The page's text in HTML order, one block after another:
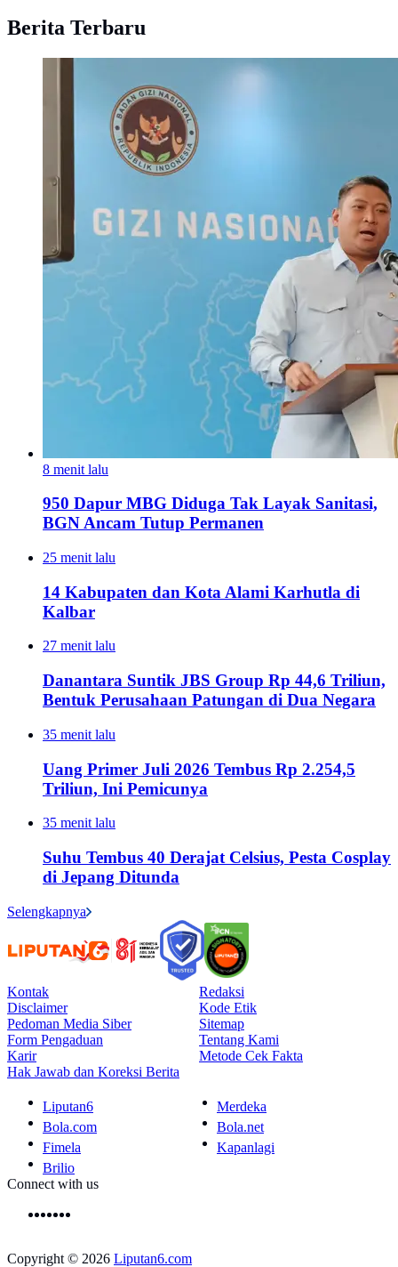
Berita Terbaru
8 menit lalu
950 Dapur MBG Diduga Tak Layak Sanitasi,
BGN Ancam Tutup Permanen
25 menit lalu
14 Kabupaten dan Kota Alami Karhutla di
Kalbar
27 menit lalu
Danantara Suntik JBS Group Rp 44,6 Triliun,
Bentuk Perusahaan Patungan di Dua Negara
35 menit lalu
Uang Primer Juli 2026 Tembus Rp 2.254,5
Triliun, Ini Pemicunya
35 menit lalu
Suhu Tembus 40 Derajat Celsius, Pesta Cosplay
di Jepang Ditunda
Selengkapnya
Kontak
Redaksi
Disclaimer
Kode Etik
Pedoman Media Siber
Sitemap
Form Pengaduan
Tentang Kami
Karir
Metode Cek Fakta
Hak Jawab dan Koreksi Berita
Liputan6
Merdeka
Bola.com
Bola.net
Fimela
Kapanlagi
Brilio
Connect with us
Copyright © 2026 Liputan6.com